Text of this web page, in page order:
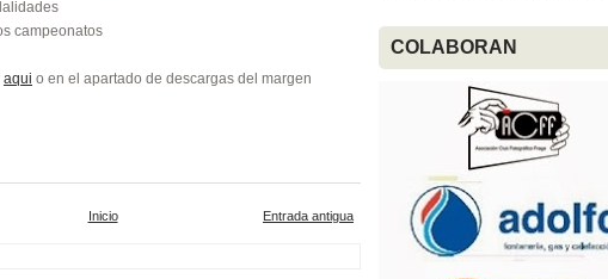
campeonatos
aqui o en el apartado de descargas del margen
Entrada antigua
Inicio
COLABORAN